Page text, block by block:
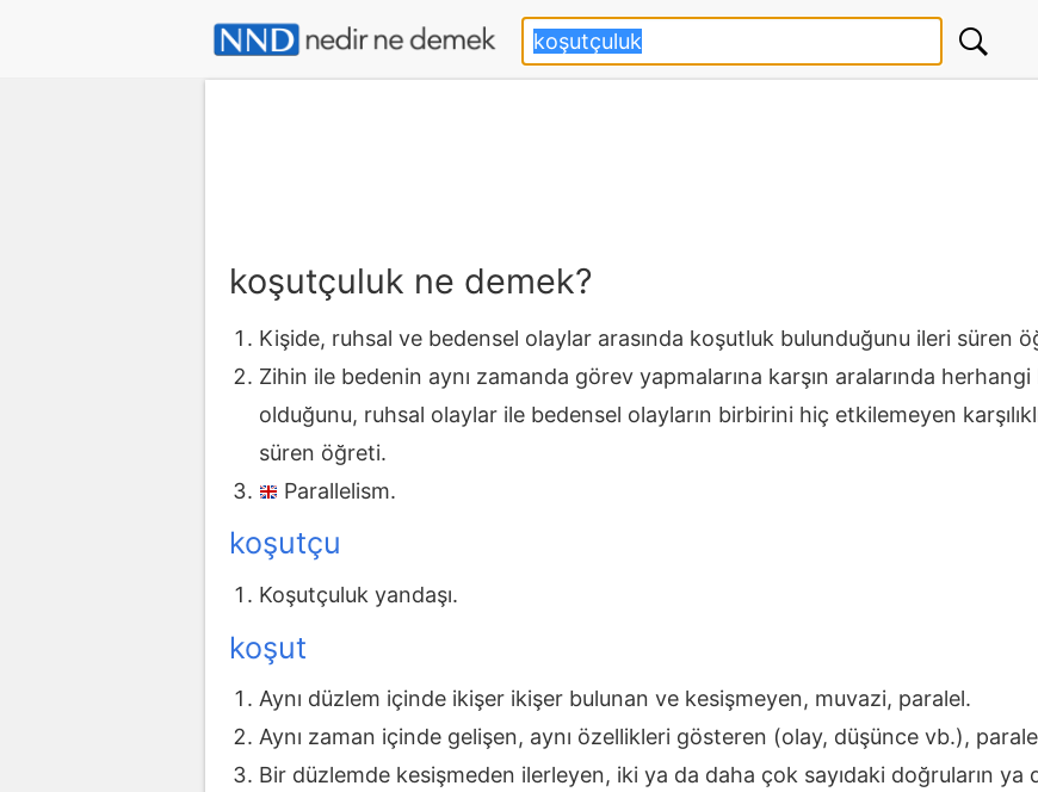
koşutçuluk ne demek?
Kişide, ruhsal ve bedensel olaylar arasında koşutluk bulunduğunu ileri süren
Zihin ile bedenin aynı zamanda görev yapmalarına karşın aralarında
olduğunu, ruhsal olaylar ile bedensel olayların birbirini hiç etkilemeyen
süren öğreti.
Parallelism.
koşutçu
Koşutçuluk yandaşı.
koşut
Aynı düzlem içinde ikişer ikişer bulunan ve kesişmeyen, muvazi, paralel.
Aynı zaman içinde gelişen, aynı özellikleri gösteren (olay, düşünce vb.),
Bir düzlemde kesişmeden ilerleyen, iki ya da daha çok sayıdaki doğruların ya